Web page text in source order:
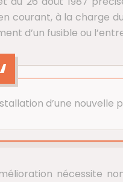
courant, à la charge
d’un fusible ou
d’une
nécessite